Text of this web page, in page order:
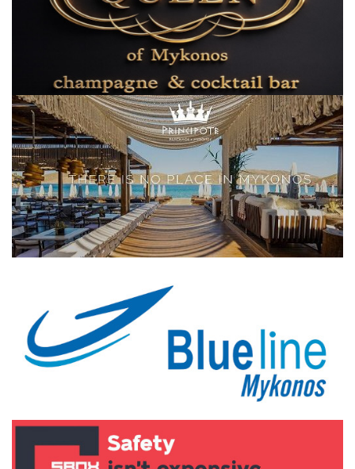
Local Elections 2023
Elections 2023
Γλώσσα
Ελληνικά English